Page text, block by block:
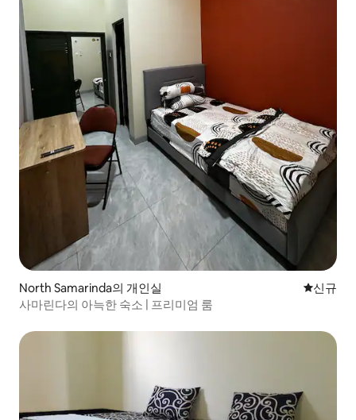
North Samarinda의 개인실 신규 숙소
신규
사마린다의 아늑한 숙소 | 프리미엄 룸